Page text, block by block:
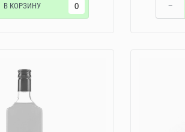
В КОРЗИНУ −